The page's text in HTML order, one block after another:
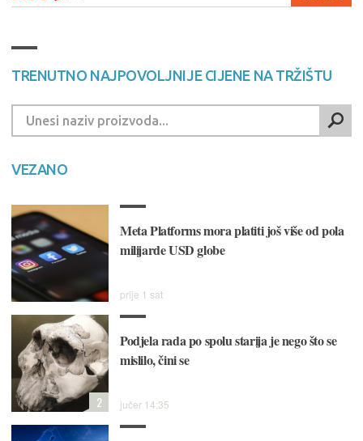
TRENUTNO NAJPOVOLJNIJE CIJENE NA TRŽIŠTU
VEZANO
Meta Platforms mora platiti još više od pola
milijarde USD globe
prije 1 sat
Podjela rada po spolu starija je nego što se
mislilo, čini se
jučer 14:35
2